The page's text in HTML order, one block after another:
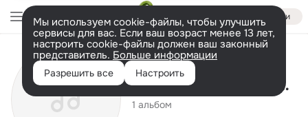
Войти
Мы используем cookie-файлы, чтобы улучшить
сервисы для вас. Если ваш возраст менее 13 лет,
настроить cookie-файлы должен ваш законный
представитель. Больше информации
Разрешить все Настроить
Исполнитель
Toshiyuki Miyama & The New Herd
1 альбом